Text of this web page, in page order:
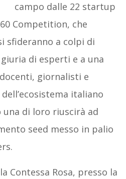
campo dalle 22 startup
Competition, che
sfideranno a colpi di
di esperti e a una
giornalisti e
italiano
una di loro riuscirà ad
seed messo in palio
Contessa Rosa, presso la